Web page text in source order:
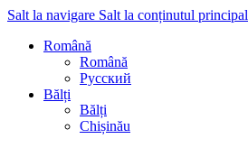
Salt la navigare Salt la conținutul principal
Română
Română
Русский
Bălți
Bălți
Chișinău